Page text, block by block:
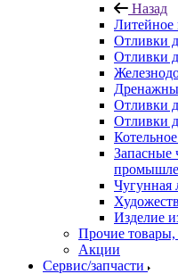
Назад
Литейное
Отливки
Отливки
Отливки
Отливки
Запасные
Чугунная
Изделие
Прочие товары,
Акции
Сервис/запчасти